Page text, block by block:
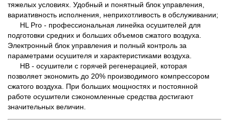
тяжелых условиях. Удобный и понятный блок управления,
вариативность исполнения, неприхотливость в обслуживании;
HL Pro - профессиональная линейка осушителей для
подготовки средних и больших объемов сжатого воздуха.
Электронный блок управления и полный контроль за
параметрами осушителя и характеристиками воздуха.
HB - осушители с горячей регенерацией, которая
позволяет экономить до 20% производимого компрессором
сжатого воздуха. При больших мощностях и постоянной
работе осушители сэкономленные средства достигают
значительных величин.